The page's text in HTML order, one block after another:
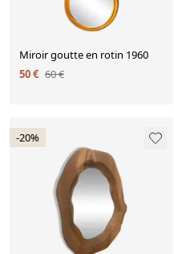
Miroir goutte en rotin 1960
50 € 60 €
-20%